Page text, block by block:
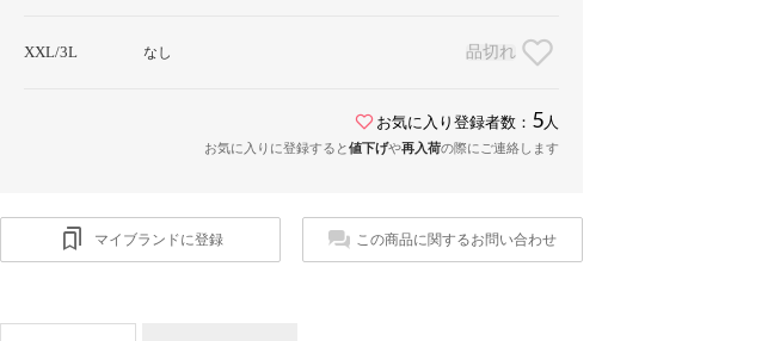
XXL/3L なし 品切れ
お気に入り登録者数： 5 人
お気に入りに登録すると値下げや再入荷の際にご連絡します
マイブランドに登録 この商品に関するお問い合わせ